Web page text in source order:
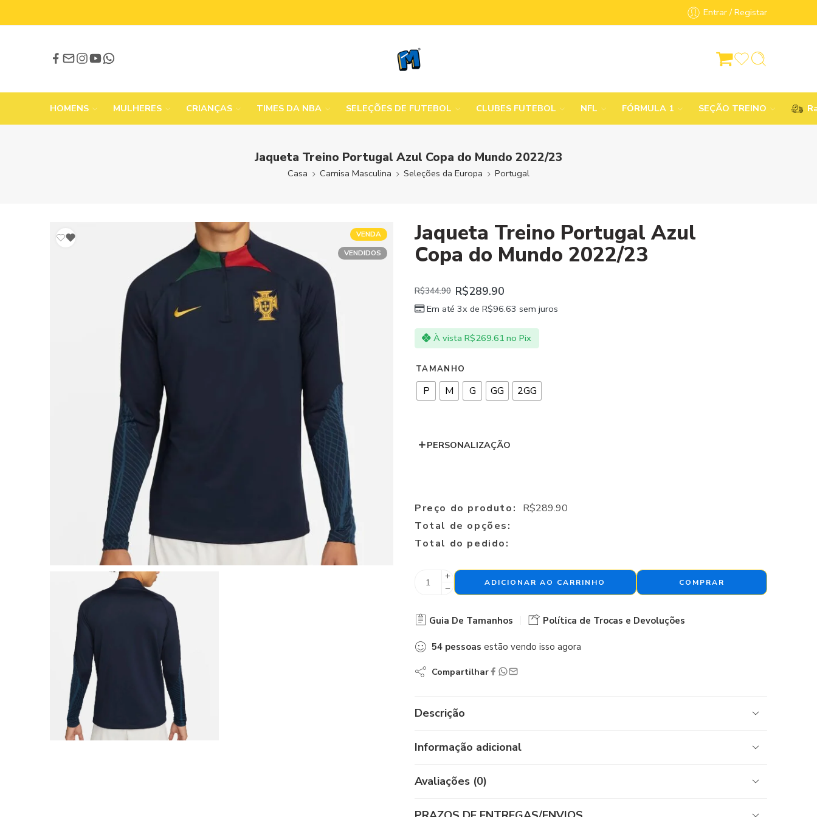
Entrar / Registar
HOMENS MULHERES CRIANÇAS TIMES DA NBA SELEÇÕES DE FUTEBOL CLUBES FUTEBOL NFL FÓRMULA 1 SEÇÃO TREINO
Jaqueta Treino Portugal Azul Copa do Mundo 2022/23
Casa Camisa Masculina Seleções da Europa Portugal
VENDA
VENDIDOS
Jaqueta Treino Portugal Azul
Copa do Mundo 2022/23
R$344.90 R$289.90
Em até 3x de R$96.63 sem juros
À vista R$269.61 no Pix
TAMANHO
P M G GG 2GG
PERSONALIZAÇÃO
Preço do produto: R$289.90
Total de opções:
Total do pedido:
ADICIONAR AO CARRINHO COMPRAR
Guia De Tamanhos Política de Trocas e Devoluções
54 pessoas estão vendo isso agora
Compartilhar
Descrição
Informação adicional
Avaliações (0)